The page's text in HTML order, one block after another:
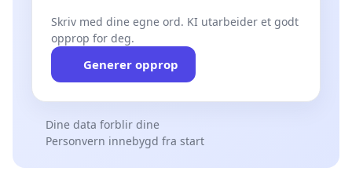
Skriv med dine egne ord. KI utarbeider et godt
opprop for deg.
Generer opprop
Dine data forblir dine
Personvern innebygd fra start